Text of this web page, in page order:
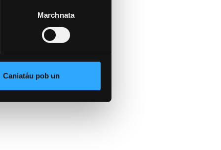
Marchnata
Caniatáu pob un